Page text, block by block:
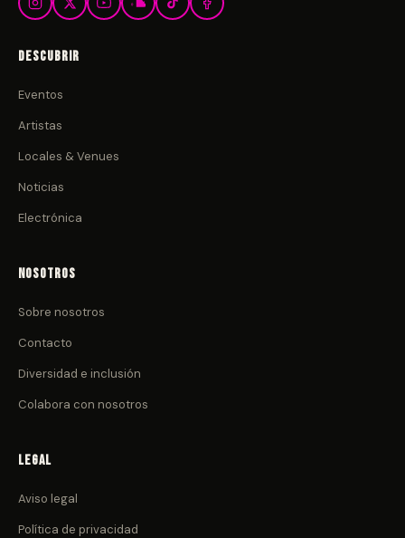
Descubrir
Eventos
Artistas
Locales & Venues
Noticias
Electrónica
Nosotros
Sobre nosotros
Contacto
Diversidad e inclusión
Colabora con nosotros
Legal
Aviso legal
Política de privacidad